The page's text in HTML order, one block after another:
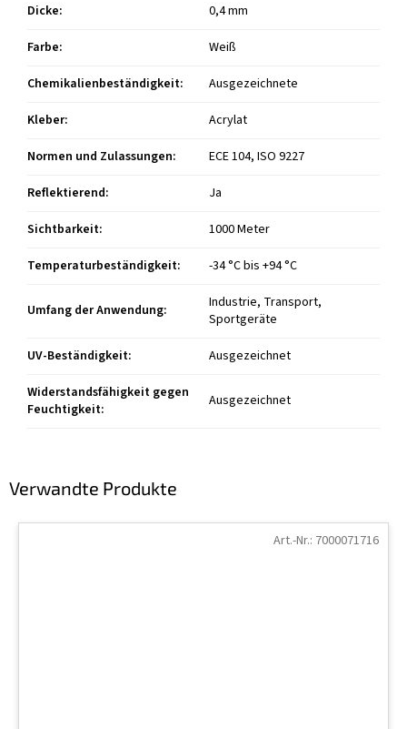
Verwandte Produkte
Art.-Nr.: 7000071716
Dicke:
0,4 mm
Farbe:
Weiß
Chemikalienbeständigkeit:
Ausgezeichnete
Kleber:
Acrylat
Normen und Zulassungen:
ECE 104, ISO 9227
Reflektierend:
Ja
Sichtbarkeit:
1000 Meter
Temperaturbeständigkeit: -34 °C bis +94 °C
Umfang der Anwendung:
Industrie, Transport,
Sportgeräte
UV-Beständigkeit:
Ausgezeichnet
Widerstandsfähigkeit gegen
Feuchtigkeit: Ausgezeichnet